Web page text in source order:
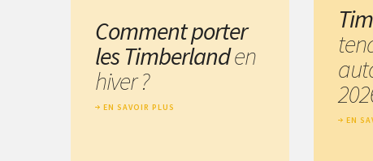
Comment porter
les Timberlanden
hiver ?
EN SAVOIR PLUS
EN